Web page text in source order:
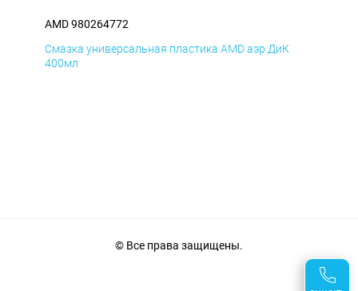
AMD 980264772
Смазка универсальная пластика AMD аэр ДиК
400мл
© Все права защищены.